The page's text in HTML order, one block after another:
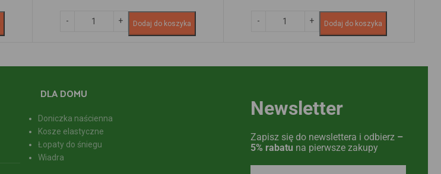
Dodaj do koszyka Dodaj do koszyka
DLA DOMU
Doniczka naścienna
Kosze elastyczne
Łopaty do śniegu
Wiadra
Newsletter
Zapisz się do newslettera i odbierz –
5% rabatu na pierwsze zakupy